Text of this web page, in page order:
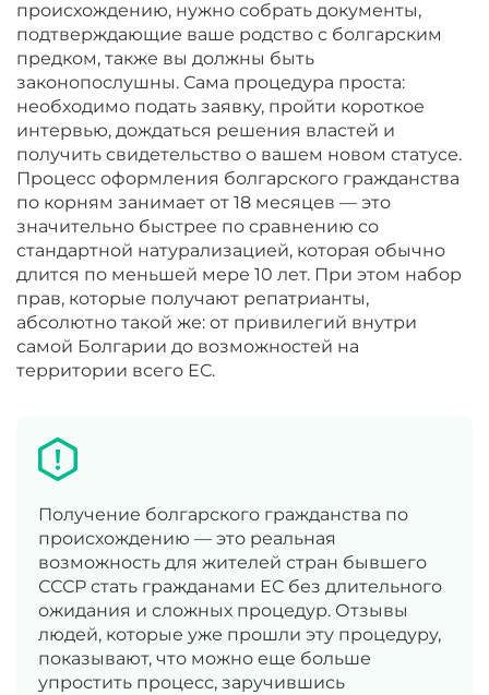
происхождению, нужно собрать документы,
подтверждающие ваше родство с болгарским
предком, также вы должны быть
законопослушны. Сама процедура проста:
необходимо подать заявку, пройти короткое
интервью, дождаться решения властей и
получить свидетельство о вашем новом статусе.
Процесс оформления болгарского гражданства
по корням занимает от 18 месяцев — это
значительно быстрее по сравнению со
стандартной натурализацией, которая обычно
длится по меньшей мере 10 лет. При этом набор
прав, которые получают репатрианты,
абсолютно такой же: от привилегий внутри
самой Болгарии до возможностей на
территории всего ЕС.
Получение болгарского гражданства по
происхождению — это реальная
возможность для жителей стран бывшего
СССР стать гражданами ЕС без длительного
ожидания и сложных процедур. Отзывы
людей, которые уже прошли эту процедуру,
показывают, что можно еще больше
упростить процесс, заручившись